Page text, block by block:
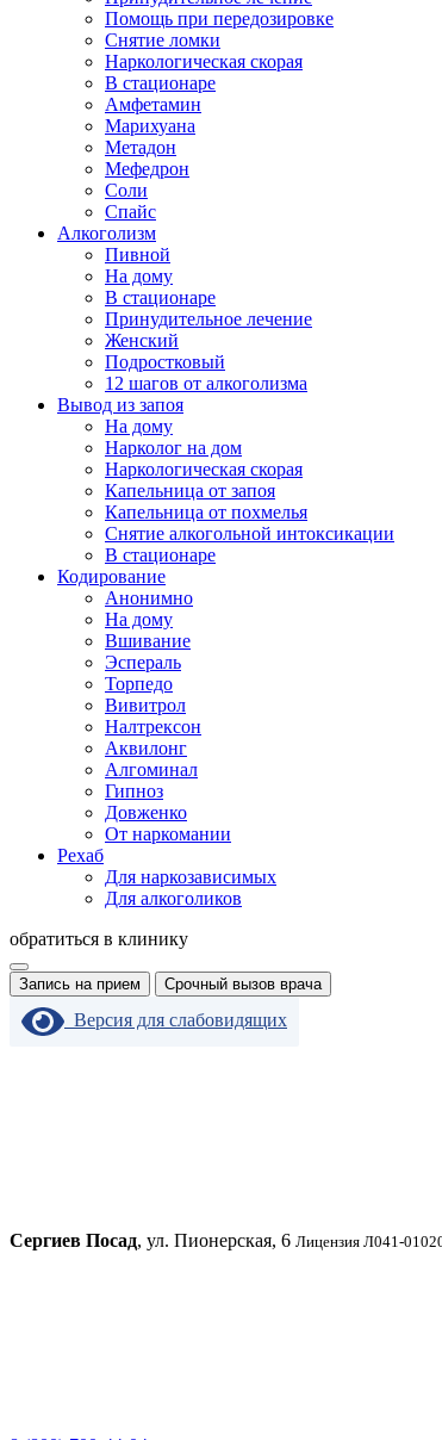
Помощь при передозировке
Снятие ломки
Наркологическая скорая
В стационаре
Амфетамин
Марихуана
Метадон
Мефедрон
Соли
Спайс
Алкоголизм
Пивной
На дому
В стационаре
Принудительное лечение
Женский
Подростковый
12 шагов от алкоголизма
Вывод из запоя
На дому
Нарколог на дом
Наркологическая скорая
Капельница от запоя
Капельница от похмелья
Снятие алкогольной интоксикации
В стационаре
Кодирование
Анонимно
На дому
Вшивание
Эспераль
Торпедо
Вивитрол
Налтрексон
Аквилонг
Алгоминал
Гипноз
Довженко
От наркомании
Рехаб
Для наркозависимых
Для алкоголиков
обратиться в клинику
Запись на прием Срочный вызов врача
Версия для слабовидящих
Сергиев Посад, ул. Пионерская, 6 Лицензия Л041-